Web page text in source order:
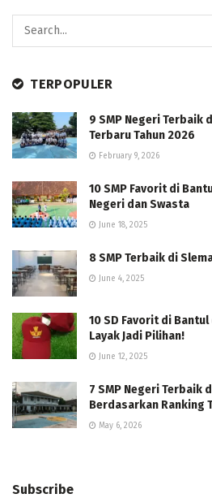
TERPOPULER
9 SMP Negeri Terbaik
Terbaru Tahun 2026
February 9, 2026
10 SMP Favorit di
Negeri dan Swasta
June 18, 2025
8 SMP Terbaik di
June 4, 2025
10 SD Favorit di
Layak Jadi Pilihan!
June 12, 2025
7 SMP Negeri Terbaik
Berdasarkan Ranking
May 6, 2026
Subscribe